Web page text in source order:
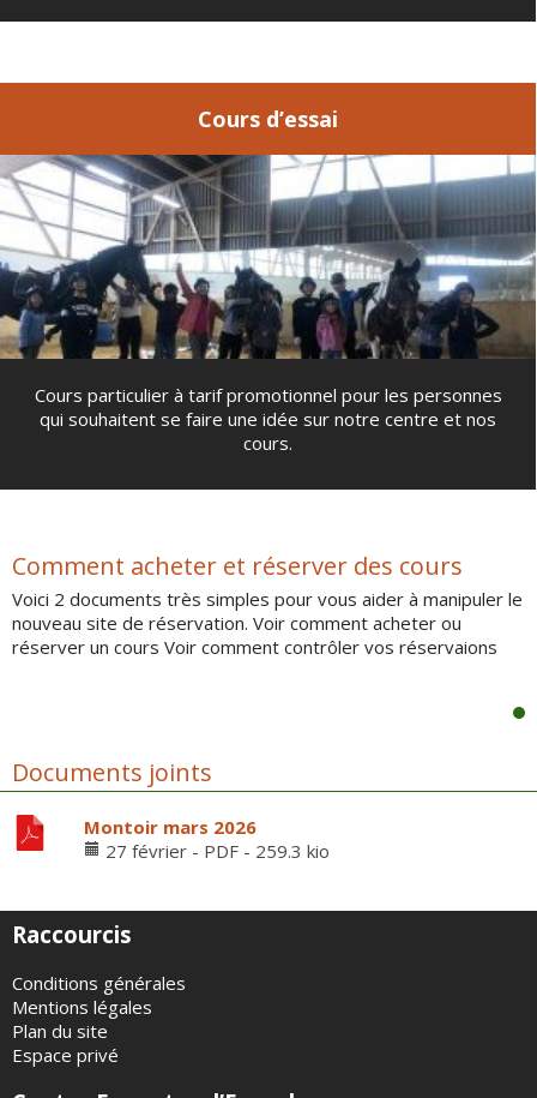
Cours d’essai
Cours particulier à tarif promotionnel pour les personnes
qui souhaitent se faire une idée sur notre centre et nos
cours.
Comment acheter et réserver des cours
Voici 2 documents très simples pour vous aider à manipuler le
nouveau site de réservation. Voir comment acheter ou
réserver un cours Voir comment contrôler vos réservaions
Documents joints
Montoir mars 2026
27 février - PDF - 259.3 kio
Raccourcis
Conditions générales
Mentions légales
Plan du site
Espace privé